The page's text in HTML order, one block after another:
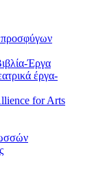
Έργα
έργα-
for Arts